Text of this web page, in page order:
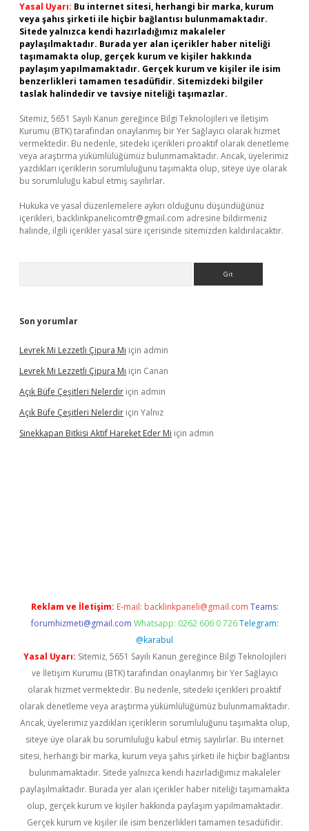
Yasal Uyarı: Bu internet sitesi, herhangi bir marka, kurum
veya şahıs şirketi ile hiçbir bağlantısı bulunmamaktadır.
Sitede yalnızca kendi hazırladığımız makaleler
paylaşılmaktadır. Burada yer alan içerikler haber niteliği
taşımamakta olup, gerçek kurum ve kişiler hakkında
paylaşım yapılmamaktadır. Gerçek kurum ve kişiler ile isim
benzerlikleri tamamen tesadüfidir. Sitemizdeki bilgiler
taslak halindedir ve tavsiye niteliği taşımazlar.
Sitemiz, 5651 Sayılı Kanun gereğince Bilgi Teknolojileri ve İletişim
Kurumu (BTK) tarafından onaylanmış bir Yer Sağlayıcı olarak hizmet
vermektedir. Bu nedenle, sitedeki içerikleri proaktif olarak denetleme
veya araştırma yükümlülüğümüz bulunmamaktadır. Ancak, üyelerimiz
yazdıkları içeriklerin sorumluluğunu taşımakta olup, siteye üye olarak
bu sorumluluğu kabul etmiş sayılırlar.
Hukuka ve yasal düzenlemelere aykırı olduğunu düşündüğünüz
içerikleri, backlinkpanelicomtr@gmail.com adresine bildirmeniz
halinde, ilgili içerikler yasal süre içerisinde sitemizden kaldırılacaktır.
Son yorumlar
Levrek Mi Lezzetli Çipura Mı için admin
Levrek Mi Lezzetli Çipura Mı için Canan
Açık Büfe Çeşitleri Nelerdir için admin
Açık Büfe Çeşitleri Nelerdir için Yalnız
Sinekkapan Bitkisi Aktif Hareket Eder Mi için admin
Reklam ve İletişim: E-mail: backlinkpaneli@gmail.com Teams:
forumhizmeti@gmail.com Whatsapp: 0262 606 0 726 Telegram:
@karabul
Yasal Uyarı: Sitemiz, 5651 Sayılı Kanun gereğince Bilgi Teknolojileri
ve İletişim Kurumu (BTK) tarafından onaylanmış bir Yer Sağlayıcı
olarak hizmet vermektedir. Bu nedenle, sitedeki içerikleri proaktif
olarak denetleme veya araştırma yükümlülüğümüz bulunmamaktadır.
Ancak, üyelerimiz yazdıkları içeriklerin sorumluluğunu taşımakta olup,
siteye üye olarak bu sorumluluğu kabul etmiş sayılırlar. Bu internet
sitesi, herhangi bir marka, kurum veya şahıs şirketi ile hiçbir bağlantısı
bulunmamaktadır. Sitede yalnızca kendi hazırladığımız makaleler
paylaşılmaktadır. Burada yer alan içerikler haber niteliği taşımamakta
olup, gerçek kurum ve kişiler hakkında paylaşım yapılmamaktadır.
Gerçek kurum ve kişiler ile isim benzerlikleri tamamen tesadüfidir.